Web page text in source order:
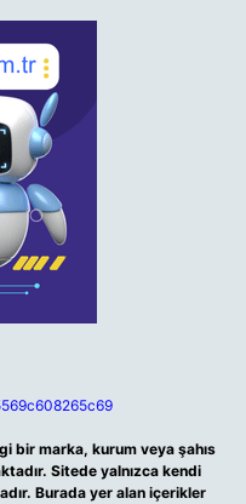
bir marka, kurum veya şahıs
Sitede yalnızca kendi
Burada yer alan içerikler